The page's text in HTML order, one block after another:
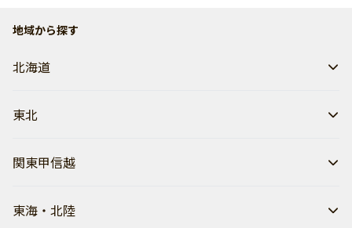
地域から探す
北海道
東北
関東甲信越
東海・北陸